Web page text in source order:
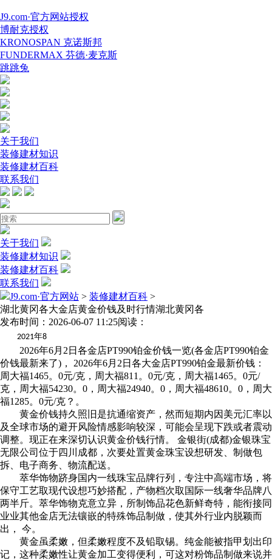
J9.com·官方网站授权
博耐克授权
KRONOSPAN 克诺斯邦
FUNDERMAX 芬德·麦克斯
跳跳兔
关于我们
装修建材知识
装修建材百科
联系我们
关于我们
装修建材知识
装修建材百科
联系我们
J9.com·官方网站 > 装修建材百科 >
湖北黄冈各大金店黄金价钱及时行情湖北黄冈各
发布时间：2026-06-07 11:25阅读：
2021年8
2026年6月2日各金店PT990铂金价钱一览(各金店PT990铂金
价钱最新来了)， 2026年6月2日各大金店PT990铂金最新价钱：
周大福1465。0元/克，周大福811。0元/克，周大福1465。0元/
克，周大福54230。0，周大福24940。0，周大福48610。0，周大
福1285。0元/克？。
黄金价钱持久照旧是抗通缩资产，然而短期内因美元汇率以
及全球市场的避开风险情感影响较深，可能会呈现下跌或者震动
调整。现正在来深切认识黄金价钱行情。 金银街(成都)金银珠宝
无限公司位于四川成都，次要处置黄金珠宝设想研发、制做包
拆、电子商务、物流配送。
萃华饰物跻身国内一线珠宝品牌行列，专注中高端市场，将
保守工艺取现代设想巧妙搭配，产物档次取国际一线奢华品牌八
两半斤。萃华饰物克意立异，所制饰品花色新鲜奇特，能衔接同
业业其他金店无法镶嵌的特殊饰品制做，使其外行业内脱颖而
出， 今。
黄金虽柔嫩，但柔嫩程度不及铅取锡。纯金能被指甲划出印
记，这种柔嫩性让黄金加工变得便利，可这对粉饰品制做来说并